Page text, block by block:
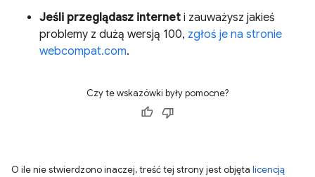
Jeśli przeglądasz internet i zauważysz jakieś
problemy z dużą wersją 100, zgłoś je na stronie
webcompat.com.
Czy te wskazówki były pomocne?
O ile nie stwierdzono inaczej, treść tej strony jest objęta licencją